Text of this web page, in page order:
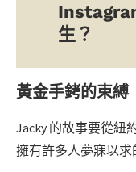
生？
黃金手銬的束縛
Jacky 的故事要從紐
擁有許多人夢寐以求